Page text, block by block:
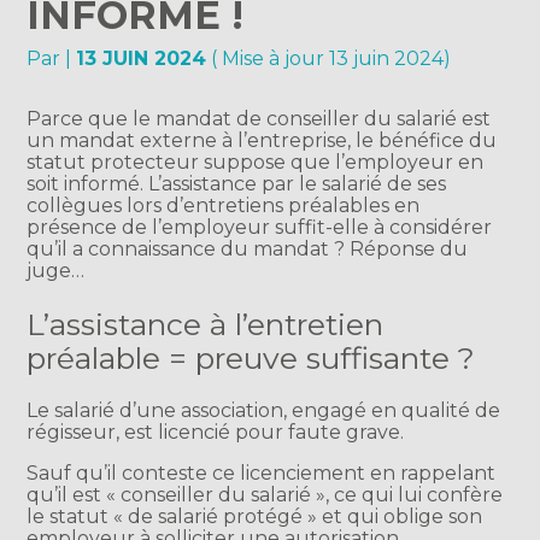
INFORMÉ !
Par 13 JUIN 2024 ( Mise à jour 13 juin 2024)
Parce que le mandat de conseiller du salarié est
un mandat externe à l’entreprise, le bénéfice du
statut protecteur suppose que l’employeur en
soit informé. L’assistance par le salarié de ses
collègues lors d’entretiens préalables en
présence de l’employeur suffit-elle à considérer
qu’il a connaissance du mandat ? Réponse du
juge…
L’assistance à l’entretien
préalable = preuve suffisante ?
Le salarié d’une association, engagé en qualité de
régisseur, est licencié pour faute grave.
Sauf qu’il conteste ce licenciement en rappelant
qu’il est « conseiller du salarié », ce qui lui confère
le statut « de salarié protégé » et qui oblige son